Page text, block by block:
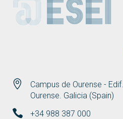
Campus de Ourense -
Ourense. Galicia (Spain)
+34 988 387 000